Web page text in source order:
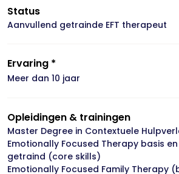
Status
Aanvullend getrainde EFT therapeut
Ervaring *
Meer dan 10 jaar
Opleidingen & trainingen
Master Degree in Contextuele
Emotionally Focused Therapy basis
getraind (core skills)
Emotionally Focused Family Therapy